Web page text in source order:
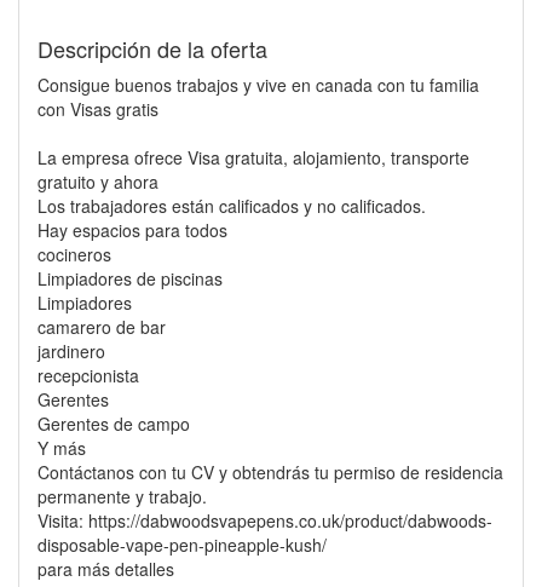
Descripción de la oferta
Consigue buenos trabajos y vive en canada con tu familia
con Visas gratis
La empresa ofrece Visa gratuita, alojamiento, transporte
gratuito y ahora
Los trabajadores están calificados y no calificados.
Hay espacios para todos
cocineros
Limpiadores de piscinas
Limpiadores
camarero de bar
jardinero
recepcionista
Gerentes
Gerentes de campo
Y más
Contáctanos con tu CV y obtendrás tu permiso de residencia
permanente y trabajo.
Visita: https://dabwoodsvapepens.co.uk/product/dabwoods-
disposable-vape-pen-pineapple-kush/
para más detalles